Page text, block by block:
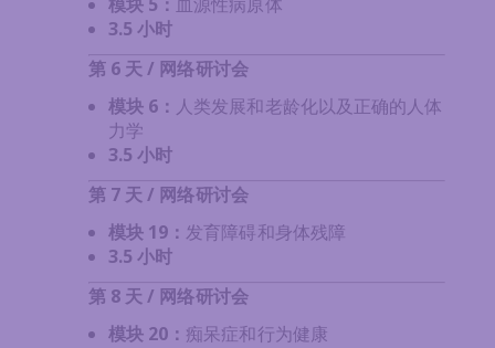
3.5 小时
第 6 天 / 网络研讨会
模块 6 ： 人类发展和老龄化以及正确的人体
力学
3.5 小时
第 7 天 / 网络研讨会
模块 19 ： 发育障碍和身体残障
3.5 小时
第 8 天 / 网络研讨会
模块 20 ： 痴呆症和行为健康